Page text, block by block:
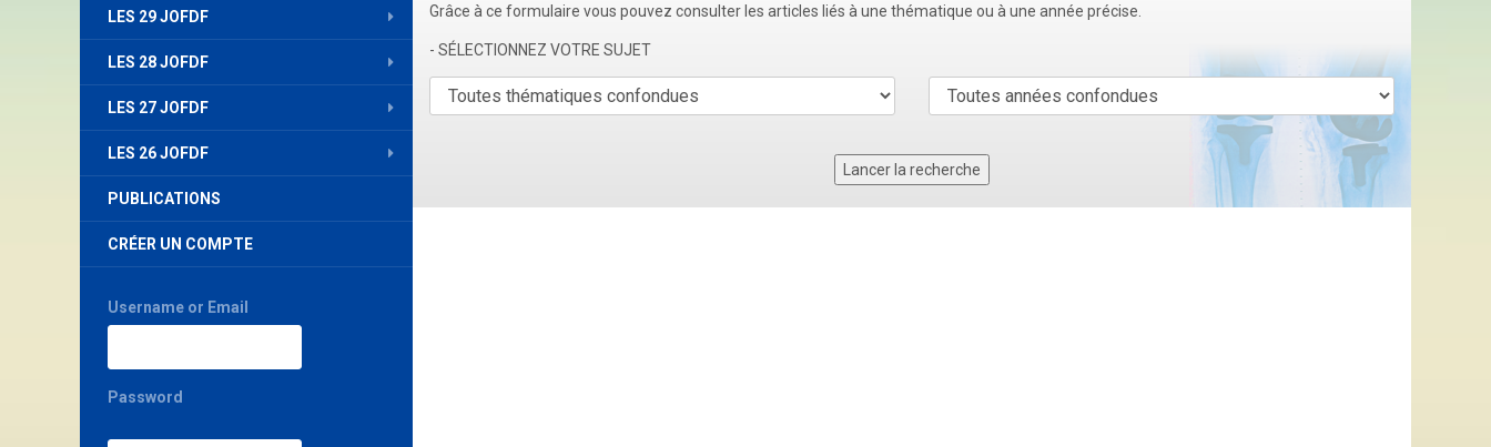
LES 29 JOFDF
LES 28 JOFDF
LES 27 JOFDF
LES 26 JOFDF
PUBLICATIONS
CRÉER UN COMPTE
Username or Email
Password
Grâce à ce formulaire vous pouvez consulter les articles liés à une thématique ou à une année précise.
- SÉLECTIONNEZ VOTRE SUJET